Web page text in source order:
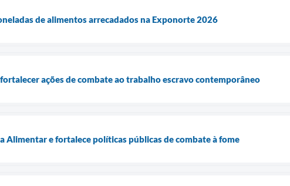
de alimentos arrecadados na Exponorte 2026
ações de combate ao trabalho escravo contemporâneo
Alimentar e fortalece políticas públicas de combate à fome